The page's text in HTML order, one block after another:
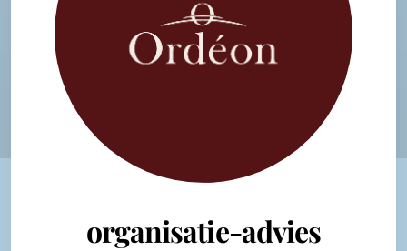
organisatie-advies